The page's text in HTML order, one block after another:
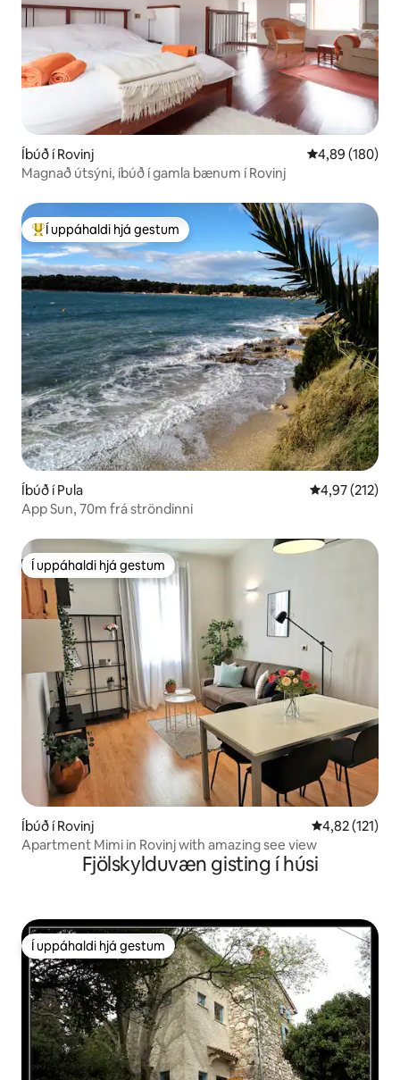
Íbúð í Rovinj 4,89 af 5 í
4,89 (180)
Magnað útsýni, íbúð í gamla bænum í Rovinj
Í mestu uppáhaldi hjá gestum
Í uppáhaldi hjá gestum
Íbúð í Pula 4,97 af 5 í
4,97 (212)
App Sun, 70m frá ströndinni
Í uppáhaldi hjá gestum
Í uppáhaldi hjá gestum
Íbúð í Rovinj 4,82 af 5 í
4,82 (121)
Apartment Mimi in Rovinj with amazing see view
Fjölskylduvæn gisting í húsi
Í uppáhaldi hjá gestum
Í uppáhaldi hjá gestum